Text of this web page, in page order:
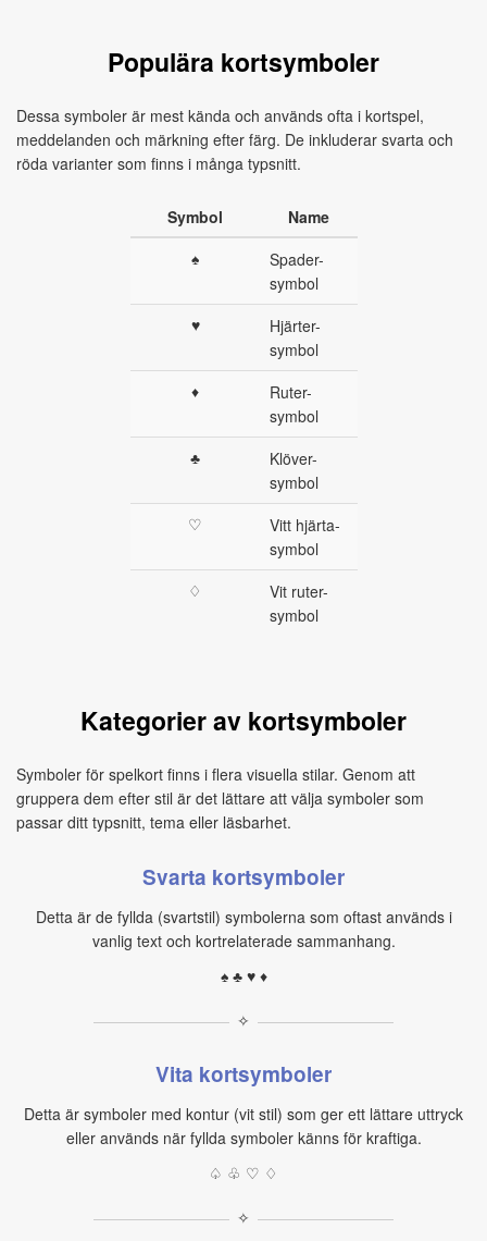
Populära kortsymboler
Dessa symboler är mest kända och används ofta i kortspel,
meddelanden och märkning efter färg. De inkluderar svarta och
röda varianter som finns i många typsnitt.
Symbol
Name
♠
Spader-
symbol
♥
Hjärter-
symbol
♦
Ruter-
symbol
♣
Klöver-
symbol
♡
Vitt hjärta-
symbol
♢
Vit ruter-
symbol
Kategorier av kortsymboler
Symboler för spelkort finns i flera visuella stilar. Genom att
gruppera dem efter stil är det lättare att välja symboler som
passar ditt typsnitt, tema eller läsbarhet.
Svarta kortsymboler
Detta är de fyllda (svartstil) symbolerna som oftast används i
vanlig text och kortrelaterade sammanhang.
♠ ♣ ♥ ♦
✧
Vita kortsymboler
Detta är symboler med kontur (vit stil) som ger ett lättare uttryck
eller används när fyllda symboler känns för kraftiga.
♤ ♧ ♡ ♢
✧